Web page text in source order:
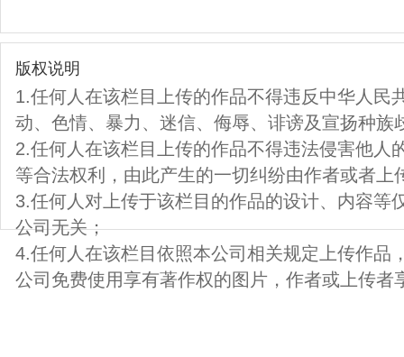
版权说明
1.任何人在该栏目上传的作品不得违反中华人民
动、色情、暴力、迷信、侮辱、诽谤及宣扬种族
2.任何人在该栏目上传的作品不得违法侵害他人
等合法权利，由此产生的一切纠纷由作者或者上
3.任何人对上传于该栏目的作品的设计、内容等
公司无关；
4.任何人在该栏目依照本公司相关规定上传作品
公司免费使用享有著作权的图片，作者或上传者